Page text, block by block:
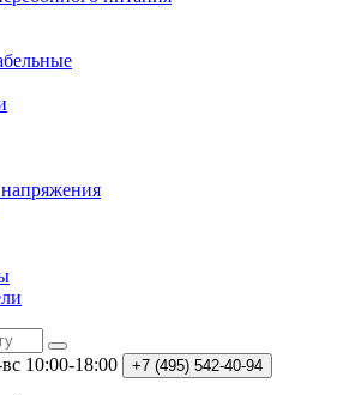
10:00-18:00 +7 (495) 542-40-94